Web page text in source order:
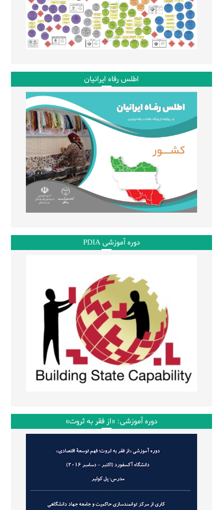
اطلس رفاه ایرانیان
دوره آموزشی PDIA
دوره آموزشی: «از فقر به ثروت»